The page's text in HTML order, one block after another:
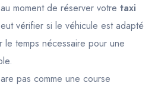
moment de réserver votre taxi
vérifier si le véhicule est adapté
le temps nécessaire pour une
pas comme une course